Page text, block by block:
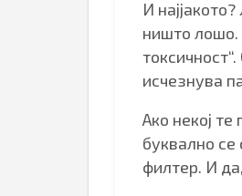
И
ништо лошо.
исчезнува
Ако некој
буквално се
филтер. И